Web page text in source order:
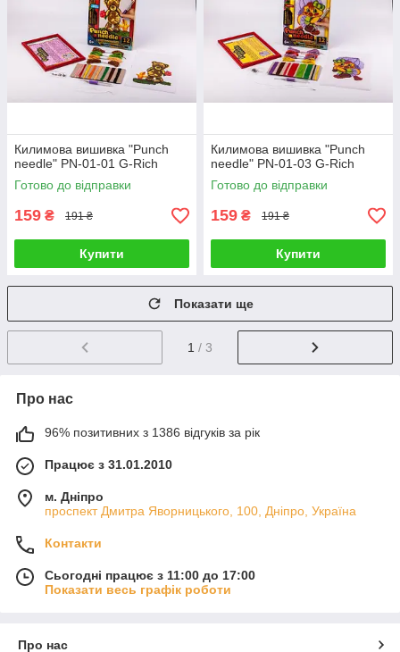
Килимова вишивка "Punch
needle" PN-01-01 G-Rich
Готово до відправки
159 ₴ 191 ₴
Купити
Килимова вишивка "Punch
needle" PN-01-03 G-Rich
Готово до відправки
159 ₴ 191 ₴
Купити
Показати ще
1 / 3
Про нас
96% позитивних з 1386 відгуків за рік
Працює з 31.01.2010
м. Дніпро
проспект Дмитра Яворницького, 100, Дніпро, Україна
Контакти
Сьогодні працює з 11:00 до 17:00
Показати весь графік роботи
Про нас